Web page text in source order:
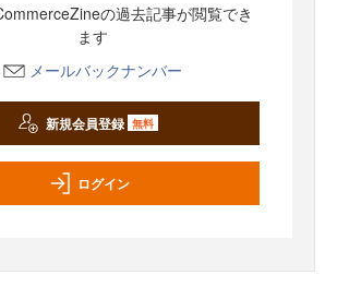
の過去記事が閲覧でき
ます
メールバックナンバー
新規会員登録 無料
ログイン